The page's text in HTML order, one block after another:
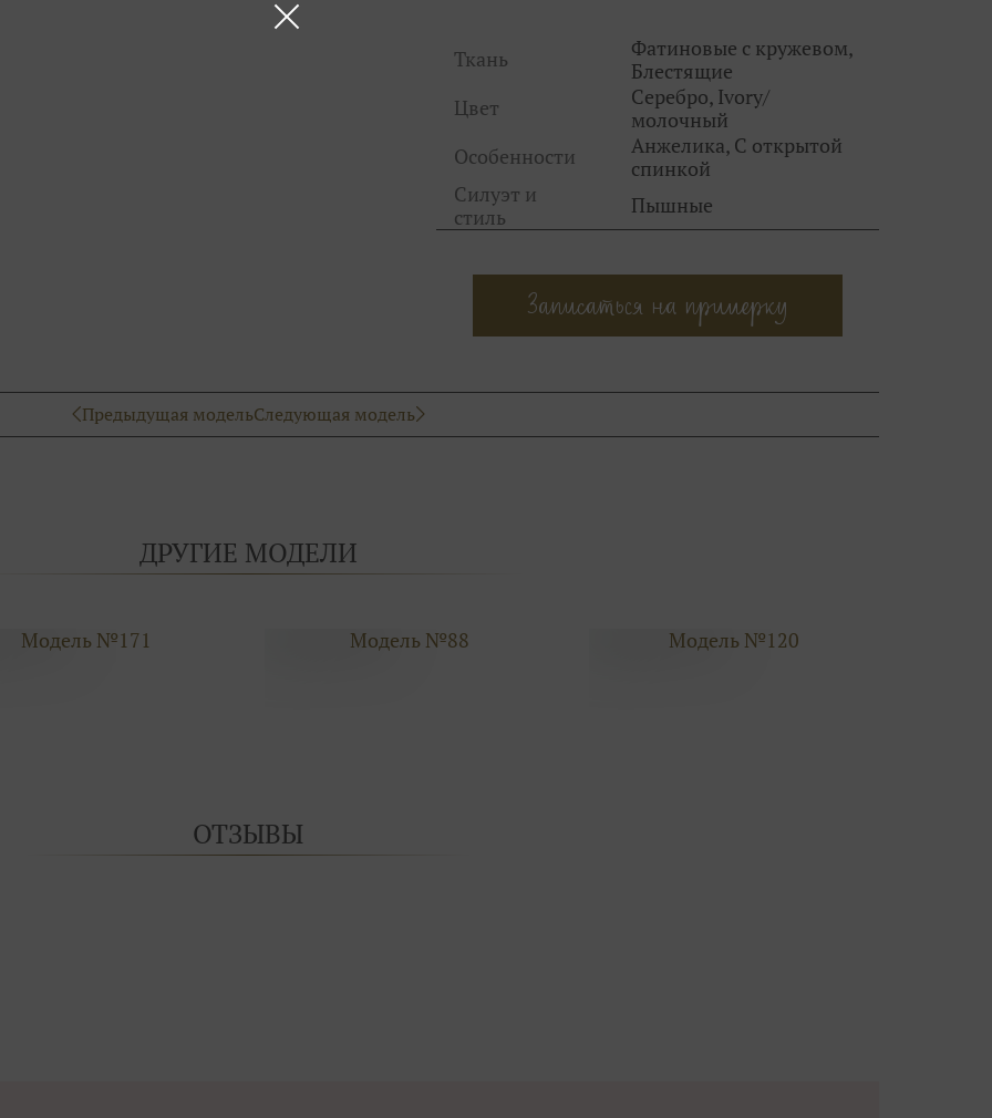
Ткань
Фатиновые с кружевом,
Блестящие
Цвет
Серебро, Ivory/
молочный
Особенности
Анжелика, С открытой
спинкой
Силуэт и
стиль
Пышные
Записаться на примерку
Предыдущая модельСледующая модель
ДРУГИЕ МОДЕЛИ
Модель №171 Модель №88 Модель №120
ОТЗЫВЫ